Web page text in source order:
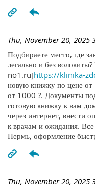
Thu, November 20, 2025
Подбираете место, где
легально и без
no1.ru]https://klinika-
новую книжку по цене
от 1000 ?. Документы
готовую книжку к вам
через интернет, внести
к врачам и ожидания.
Пермь, оформление
Thu, November 20, 2025